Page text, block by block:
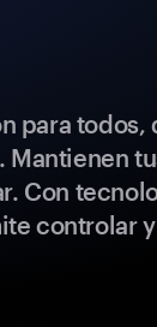
para todos,
Con
controlar